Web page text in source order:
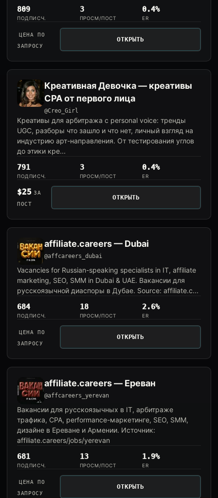
809
ПОДПИСЧ.
3
ПРОСМ/ПОСТ
0.4%
ER
ЦЕНА ПО
ЗАПРОСУ
ОТКРЫТЬ
Креативная Девочка — креативы
CPA от первого лица
@Creo_Girl
Креативы для арбитража с personal voice: тренды
UGC, разборы что зашло и что нет, личный взгляд на
индустрию арт-направления. От тестирования углов
до этики кре...
791
ПОДПИСЧ.
3
ПРОСМ/ПОСТ
0.4%
ER
$25 ЗА
ПОСТ
ОТКРЫТЬ
affiliate.careers — Dubai
@affcareers_dubai
Vacancies for Russian-speaking specialists in IT, affiliate
marketing, SEO, SMM in Dubai & UAE. Вакансии для
русскоязычной диаспоры в Дубае. Source: affiliate.c...
684
ПОДПИСЧ.
18
ПРОСМ/ПОСТ
2.6%
ER
ЦЕНА ПО
ЗАПРОСУ
ОТКРЫТЬ
affiliate.careers — Ереван
@affcareers_yerevan
Вакансии для русскоязычных в IT, арбитраже
трафика, CPA, performance-маркетинге, SEO, SMM,
дизайне в Ереване и Армении. Источник:
affiliate.careers/jobs/yerevan
681
ПОДПИСЧ.
13
ПРОСМ/ПОСТ
1.9%
ER
ЦЕНА ПО
ЗАПРОСУ
ОТКРЫТЬ